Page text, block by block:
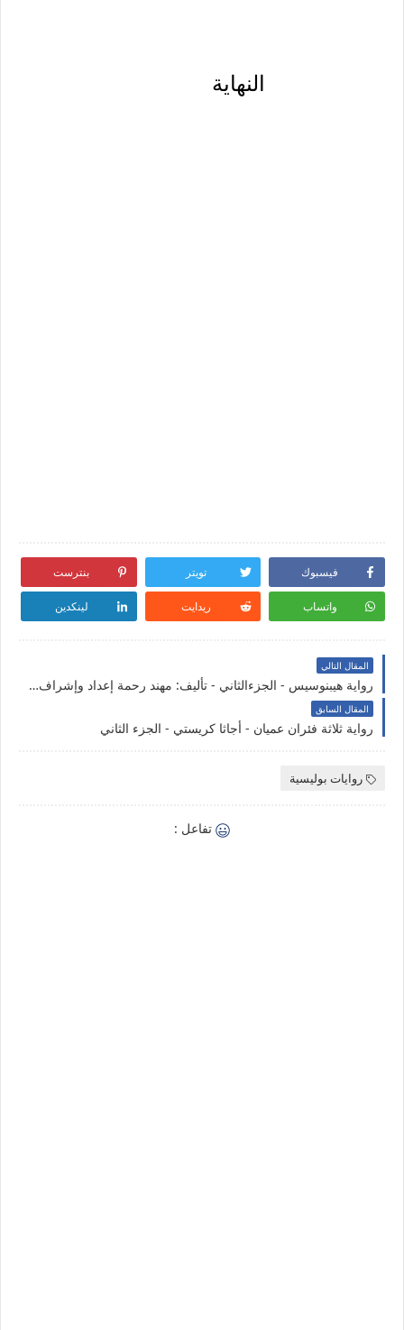
النهاية
فيسبوك تويتر بنترست
واتساب ريدايت لينكدين
المقال التالي
رواية هيبنوسيس - الجزءالثاني - تأليف: مهند رحمة إعداد وإشراف رجاء حمدان
المقال السابق
رواية ثلاثة فئران عميان - أجاثا كريستي - الجزء الثاني
روايات بوليسية
تفاعل :